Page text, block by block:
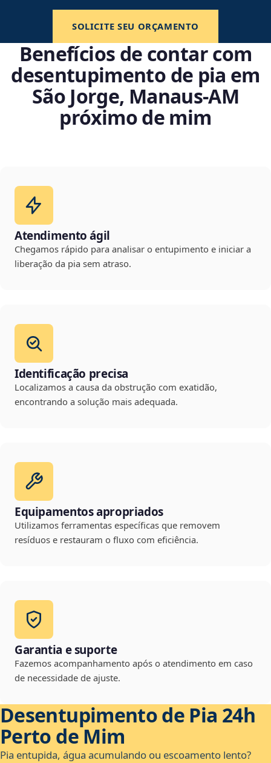
SOLICITE SEU ORÇAMENTO
Benefícios de contar com
desentupimento de pia em
São Jorge, Manaus‑AM
próximo de mim
Atendimento ágil
Chegamos rápido para analisar o entupimento e iniciar a
liberação da pia sem atraso.
Identificação precisa
Localizamos a causa da obstrução com exatidão,
encontrando a solução mais adequada.
Equipamentos apropriados
Utilizamos ferramentas específicas que removem
resíduos e restauram o fluxo com eficiência.
Garantia e suporte
Fazemos acompanhamento após o atendimento em caso
de necessidade de ajuste.
Desentupimento de Pia 24h
Perto de Mim
Pia entupida, água acumulando ou escoamento lento?